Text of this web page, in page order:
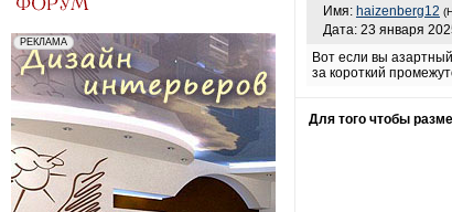
Имя: haizenberg12
Дата: 23 января
Вот если вы
за короткий
Для того чтобы